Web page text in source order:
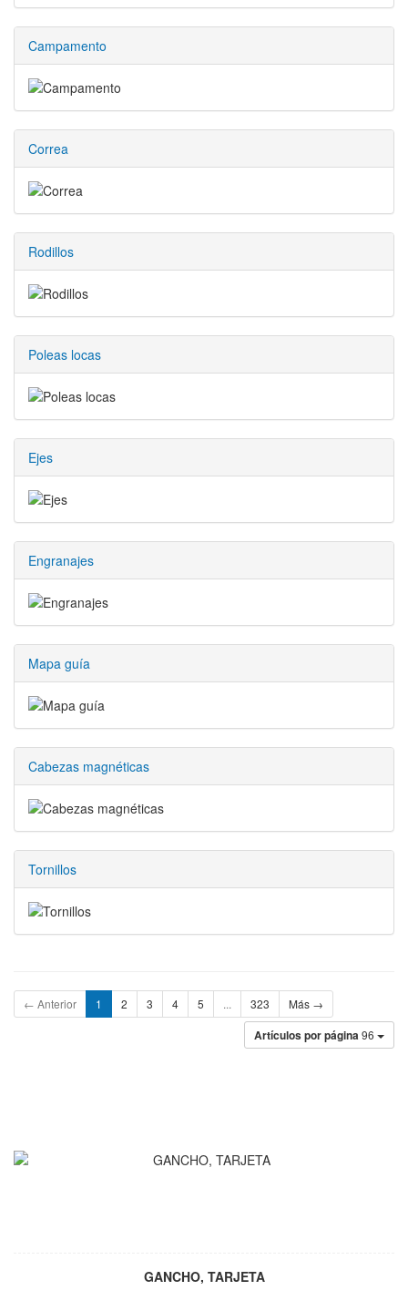
Campamento
Correa
Rodillos
Poleas locas
Ejes
Engranajes
Mapa guía
Cabezas magnéticas
Tornillos
← Anterior 1 2 3 4 5 ... 323 Más →
Artículos por página96
GANCHO, TARJETA